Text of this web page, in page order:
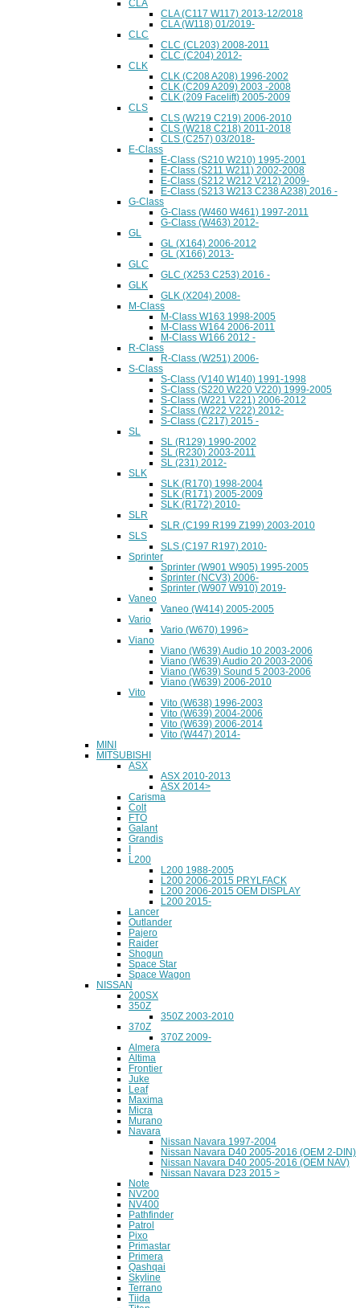
CLA
CLA (C117 W117) 2013-12/2018
CLA (W118) 01/2019-
CLC
CLC (CL203) 2008-2011
CLC (C204) 2012-
CLK
CLK (C208 A208) 1996-2002
CLK (C209 A209) 2003 -2008
CLK (209 Facelift) 2005-2009
CLS
CLS (W219 C219) 2006-2010
CLS (W218 C218) 2011-2018
CLS (C257) 03/2018-
E-Class
E-Class (S210 W210) 1995-2001
E-Class (S211 W211) 2002-2008
E-Class (S212 W212 V212) 2009-
E-Class (S213 W213 C238 A238) 2016 -
G-Class
G-Class (W460 W461) 1997-2011
G-Class (W463) 2012-
GL
GL (X164) 2006-2012
GL (X166) 2013-
GLC
GLC (X253 C253) 2016 -
GLK
GLK (X204) 2008-
M-Class
M-Class W163 1998-2005
M-Class W164 2006-2011
M-Class W166 2012 -
R-Class
R-Class (W251) 2006-
S-Class
S-Class (V140 W140) 1991-1998
S-Class (S220 W220 V220) 1999-2005
S-Class (W221 V221) 2006-2012
S-Class (W222 V222) 2012-
S-Class (C217) 2015 -
SL
SL (R129) 1990-2002
SL (R230) 2003-2011
SL (231) 2012-
SLK
SLK (R170) 1998-2004
SLK (R171) 2005-2009
SLK (R172) 2010-
SLR
SLR (C199 R199 Z199) 2003-2010
SLS
SLS (C197 R197) 2010-
Sprinter
Sprinter (W901 W905) 1995-2005
Sprinter (NCV3) 2006-
Sprinter (W907 W910) 2019-
Vaneo
Vaneo (W414) 2005-2005
Vario
Vario (W670) 1996>
Viano
Viano (W639) Audio 10 2003-2006
Viano (W639) Audio 20 2003-2006
Viano (W639) Sound 5 2003-2006
Viano (W639) 2006-2010
Vito
Vito (W638) 1996-2003
Vito (W639) 2004-2006
Vito (W639) 2006-2014
Vito (W447) 2014-
MINI
MITSUBISHI
ASX
ASX 2010-2013
ASX 2014>
Carisma
Colt
FTO
Galant
Grandis
I
L200
L200 1988-2005
L200 2006-2015 PRYLFACK
L200 2006-2015 OEM DISPLAY
L200 2015-
Lancer
Outlander
Pajero
Raider
Shogun
Space Star
Space Wagon
NISSAN
200SX
350Z
350Z 2003-2010
370Z
370Z 2009-
Almera
Altima
Frontier
Juke
Leaf
Maxima
Micra
Murano
Navara
Nissan Navara 1997-2004
Nissan Navara D40 2005-2016 (OEM 2-DIN)
Nissan Navara D40 2005-2016 (OEM NAV)
Nissan Navara D23 2015 >
Note
NV200
NV400
Pathfinder
Patrol
Pixo
Primastar
Primera
Qashqai
Skyline
Terrano
Tiida